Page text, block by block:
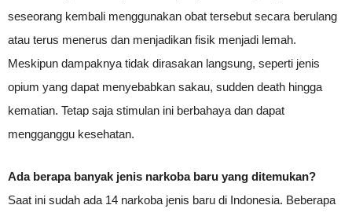
seseorang kembali menggunakan obat tersebut secara berulang
atau terus menerus dan menjadikan fisik menjadi lemah.
Meskipun dampaknya tidak dirasakan langsung, seperti jenis
opium yang dapat menyebabkan sakau, sudden death hingga
kematian. Tetap saja stimulan ini berbahaya dan dapat
mengganggu kesehatan.
Ada berapa banyak jenis narkoba baru yang ditemukan?
Saat ini sudah ada 14 narkoba jenis baru di Indonesia. Beberapa